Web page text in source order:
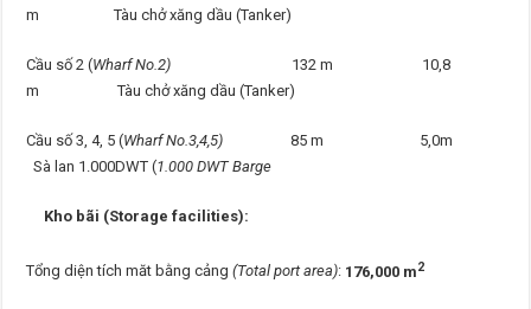
m Tàu chở xăng dầu (Tanker)
Cầu số 2 (Wharf No.2) 132 m 10,8
m Tàu chở xăng dầu (Tanker)
Cầu số 3, 4, 5 (Wharf No.3,4,5) 85 m 5,0m
Sà lan 1.000DWT (1.000 DWT Barge
Kho bãi (Storage facilities):
Tổng diện tích măt bằng cảng(Total port area): 176,000 m2